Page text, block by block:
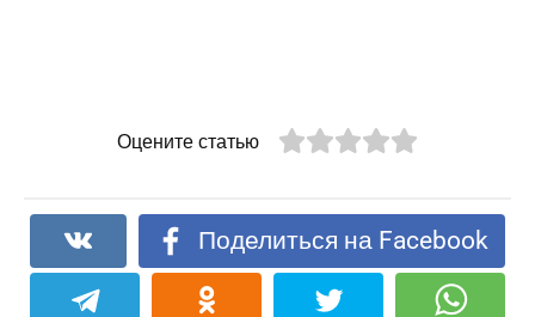
Оцените статью
Поделиться на Facebook